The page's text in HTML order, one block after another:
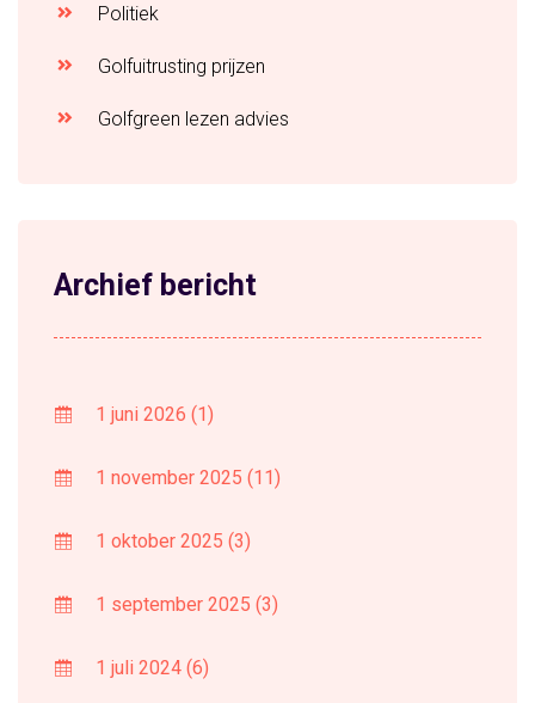
Politiek
Golfuitrusting prijzen
Golfgreen lezen advies
Archief bericht
1 juni 2026 (1)
1 november 2025 (11)
1 oktober 2025 (3)
1 september 2025 (3)
1 juli 2024 (6)